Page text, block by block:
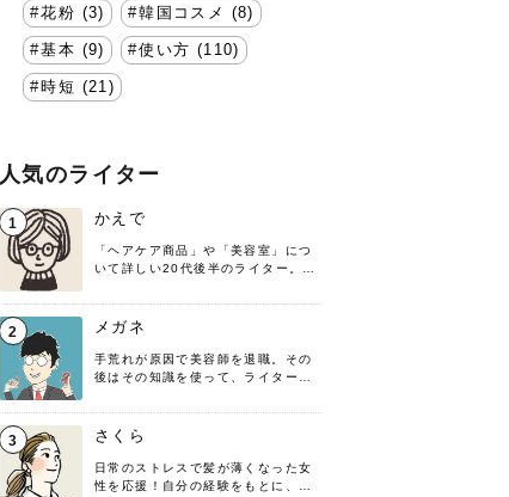
花粉 (3) 韓国コスメ (8)
基本 (9) 使い方 (110)
時短 (21)
人気のライター
1 かえで
「ヘアケア商品」や「美容室」につ
いて詳しい20代後半のライター。楽
す！
2 メガネ
手荒れが原因で美容師を退職。その
後はその知識を使って、ライターと
髪の知識をわかりやすく紹介しま
す！
3 さくら
日常のストレスで髪が薄くなった女
性を応援！自分の経験をもとに、執